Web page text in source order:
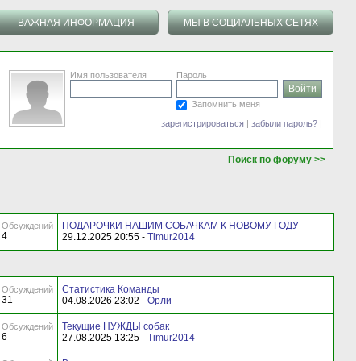
ВАЖНАЯ ИНФОРМАЦИЯ МЫ В СОЦИАЛЬНЫХ СЕТЯХ
Имя пользователя Пароль
Запомнить меня
зарегистрироваться | забыли пароль? |
Поиск по форуму >>
Обсуждений
4
ПОДАРОЧКИ НАШИМ СОБАЧКАМ К НОВОМУ ГОДУ
29.12.2025 20:55 - Timur2014
Обсуждений
31
Статистика Команды
04.08.2026 23:02 - Орли
Обсуждений
6
Текущие НУЖДЫ собак
27.08.2025 13:25 - Timur2014